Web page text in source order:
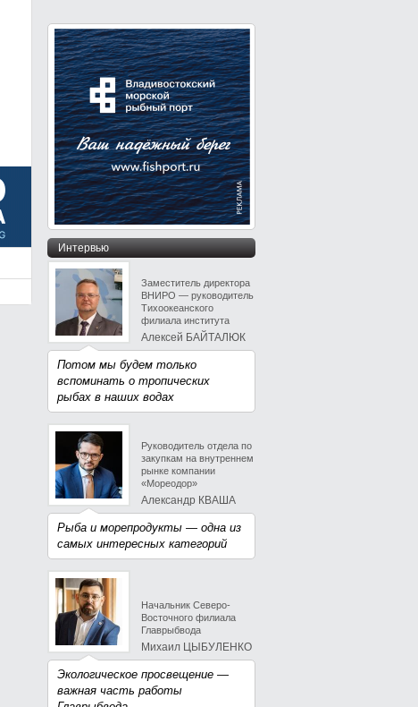
Интервью
Заместитель директора
ВНИРО — руководитель
Тихоокеанского
филиала института
Алексей БАЙТАЛЮК
Потом мы будем только
вспоминать о тропических
рыбах в наших водах
Руководитель отдела по
закупкам на внутреннем
рынке компании
«Мореодор»
Александр КВАША
Рыба и морепродукты — одна из
самых интересных категорий
Начальник Северо-
Восточного филиала
Главрыбвода
Михаил ЦЫБУЛЕНКО
Экологическое просвещение —
важная часть работы